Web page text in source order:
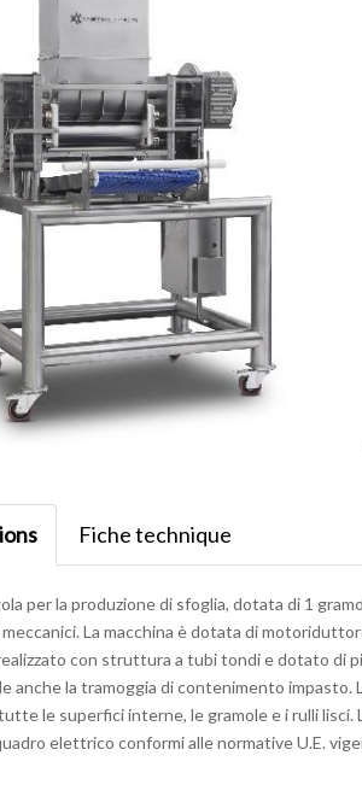
Fiche technique
per la produzione di sfoglia, dotata di 1
La macchina è dotata di
con struttura a tubi tondi e dotato di
anche la tramoggia di contenimento
le superfici interne, le gramole e i rulli
elettrico conformi alle normative U.E.